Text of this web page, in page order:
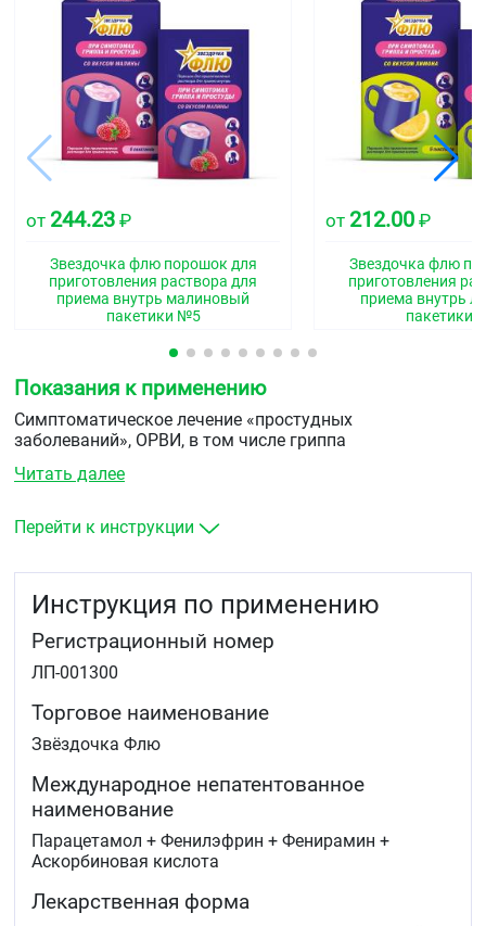
от 244.23 ₽
Звездочка флю порошок для
приготовления раствора для
приема внутрь малиновый
пакетики №5
от 212.00 ₽
Звездочка флю
приготовления
приема внутрь
пакетики
Показания к применению
Симптоматическое лечение «простудных
заболеваний», ОРВИ, в том числе гриппа
Читать далее
Перейти к инструкции
Инструкция по применению
Регистрационный номер
ЛП-001300
Торговое наименование
Звёздочка Флю
Международное непатентованное
наименование
Парацетамол + Фенилэфрин + Фенирамин +
Аскорбиновая кислота
Лекарственная форма